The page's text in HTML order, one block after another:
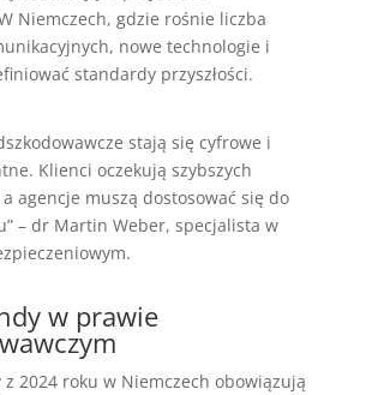
Niemczech, gdzie rośnie liczba
nowe technologie i
standardy przyszłości.
stają się cyfrowe i
Klienci oczekują szybszych
agencje muszą dostosować się do
– dr Martin Weber, specjalista w
w prawie
2024 roku w Niemczech obowiązują